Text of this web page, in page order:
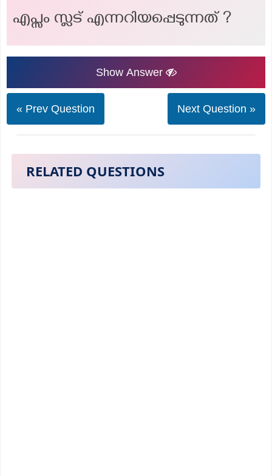
എപ്സം സ്ലട് എന്നറിയപ്പെടുന്നത് ?
Show Answer
« Prev Question Next Question »
RELATED QUESTIONS